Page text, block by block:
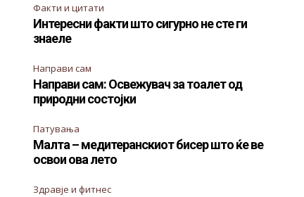
Факти и цитати
Интересни факти што сигурно не сте ги
знаеле
Направи сам
Направи сам: Освежувач за тоалет од
природни состојки
Патувања
Малта – медитеранскиот бисер што ќе ве
освои ова лето
Здравје и фитнес